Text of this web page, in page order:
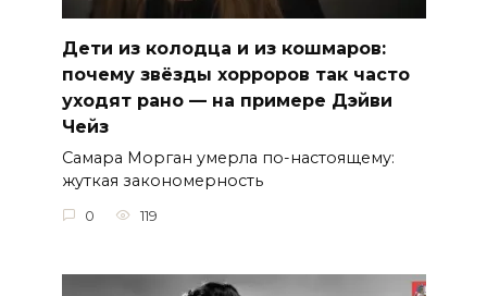
Дети из колодца и из кошмаров:
почему звёзды хорроров так часто
уходят рано — на примере Дэйви
Чейз
Самара Морган умерла по-настоящему:
жуткая закономерность
0 119